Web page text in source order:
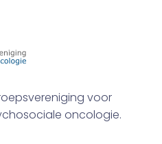
voor
oncologie.